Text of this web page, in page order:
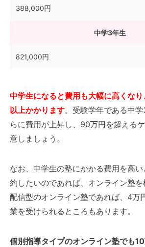
388,000円
中学3年生
821,000円
中学生になると費用も大幅に高くな
以上かかります。受験学年である中
らに費用が上昇し、90万円を超える
意しましょう。
なお、中学生の塾にかかる費用を高
約したいのであれば、オンライン塾を
配信型のオンライン塾であれば、4万
業を受けられるところもあります。
個別指導タイプのオンライン塾でも